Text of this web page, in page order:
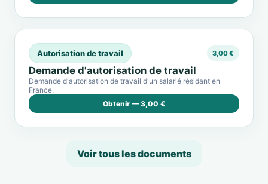
Autorisation de travail 3,00 €
Demande d'autorisation de travail
Demande d'autorisation de travail d'un salarié résidant en
France.
Obtenir — 3,00 €
Voir tous les documents